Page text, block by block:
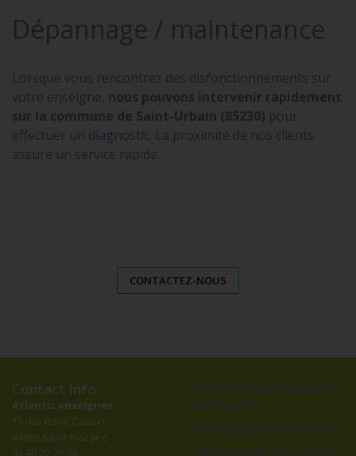
Dépannage / maintenance
Lorsque vous rencontrez des disfonctionnements sur
votre enseigne, nous pouvons intervenir rapidement
sur la commune de Saint-Urbain (85230) pour
effectuer un diagnostic. La proximité de nos clients
assure un service rapide.
CONTACTEZ-NOUS
Contact Info
Atlantic enseignes
15 rue René Cassin
44600 Saint-Nazaire
02 40 22 25 78
Banderoles publicitaires et
impressions
Dépannage / Maintenance
Fabrication et installation